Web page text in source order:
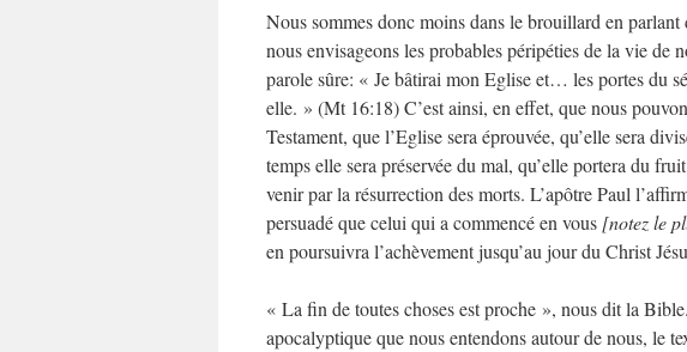
Nous sommes donc moins dans le brouillard en
nous envisageons les probables péripéties de la vie de
parole sûre: « Je bâtirai mon Eglise et… les portes du
elle. » (Mt 16:18) C’est ainsi, en effet, que nous
Testament, que l’Eglise sera éprouvée, qu’elle sera
temps elle sera préservée du mal, qu’elle portera du
venir par la résurrection des morts. L’apôtre Paul
persuadé que celui qui a commencé en vous [notez le
en poursuivra l’achèvement jusqu’au jour du Christ
« La fin de toutes choses est proche », nous dit la
apocalyptique que nous entendons autour de nous, le